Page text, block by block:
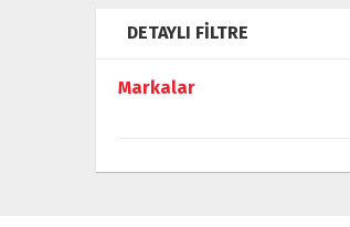
DETAYLI FILTRE
Markalar